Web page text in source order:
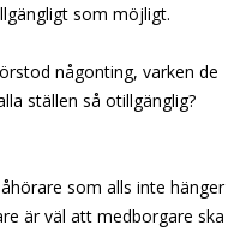
som möjligt.
någonting, varken de
ställen så otillgänglig?
som alls inte hänger
är väl att medborgare ska